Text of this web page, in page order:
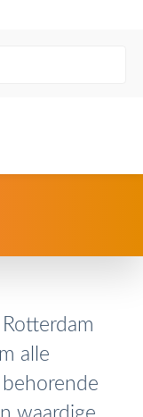
de
in
alle